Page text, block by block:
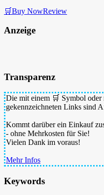
🛒Buy NowReview
Anzeige
Transparenz
Die mit einem 🛒 Symbol oder
gekennzeichneten Links sind
Kommt darüber ein Einkauf
- ohne Mehrkosten für Sie!
Vielen Dank im voraus!
Mehr Infos
Keywords